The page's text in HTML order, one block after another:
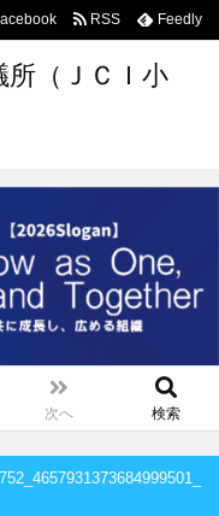
所（ＪＣＩ小
次へ 検索
RSS Feedly